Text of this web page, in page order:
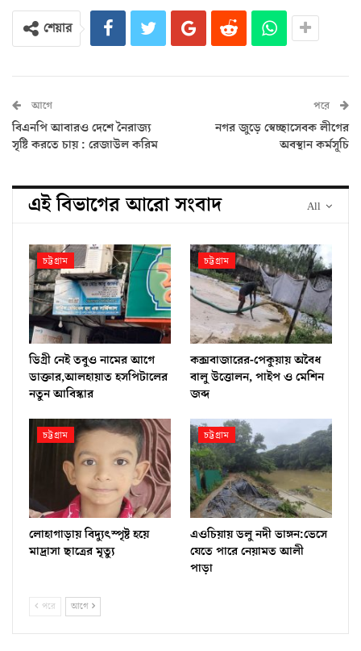
শেয়ার
আগে
বিএনপি আবারও দেশে নৈরাজ্য
সৃষ্টি করতে চায় : রেজাউল করিম
পরে
নগর জুড়ে স্বেচ্ছাসেবক লীগের
অবস্থান কর্মসূচি
All
এই বিভাগের আরো সংবাদ
চট্টগ্রাম
ডিগ্রী নেই তবুও নামের আগে
ডাক্তার,আলহায়াত হসপিটালের
নতুন আবিস্কার
চট্টগ্রাম
কক্সবাজারের-পেকুয়ায় অবৈধ
বালু উত্তোলন, পাইপ ও মেশিন
জব্দ
চট্টগ্রাম
লোহাগাড়ায় বিদ্যুৎস্পৃষ্ট হয়ে
মাদ্রাসা ছাত্রের মৃত্যু
চট্টগ্রাম
এওচিয়ায় ডলু নদী ভাঙ্গন:ভেসে
যেতে পারে নেয়ামত আলী
পাড়া
পরে আগে